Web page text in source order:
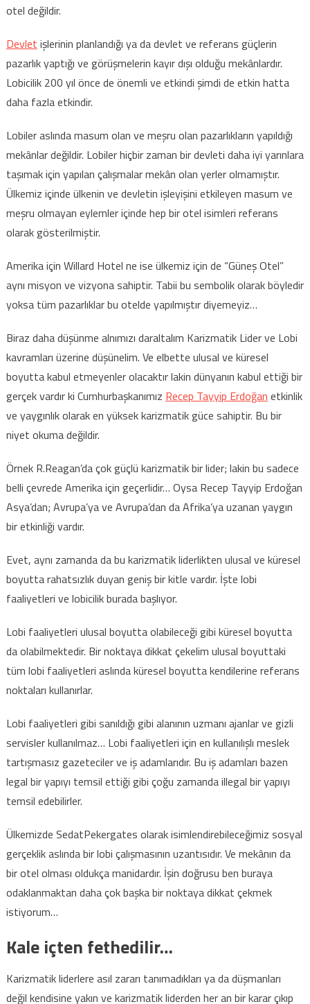
otel değildir.
Devlet işlerinin planlandığı ya da devlet ve referans güçlerin
pazarlık yaptığı ve görüşmelerin kayır dışı olduğu mekânlardır.
Lobicilik 200 yıl önce de önemli ve etkindi şimdi de etkin hatta
daha fazla etkindir.
Lobiler aslında masum olan ve meşru olan pazarlıkların yapıldığı
mekânlar değildir. Lobiler hiçbir zaman bir devleti daha iyi yarınlara
taşımak için yapılan çalışmalar mekân olan yerler olmamıştır.
Ülkemiz içinde ülkenin ve devletin işleyişini etkileyen masum ve
meşru olmayan eylemler içinde hep bir otel isimleri referans
olarak gösterilmiştir.
Amerika için Willard Hotel ne ise ülkemiz için de “Güneş Otel”
aynı misyon ve vizyona sahiptir. Tabii bu sembolik olarak böyledir
yoksa tüm pazarlıklar bu otelde yapılmıştır diyemeyiz…
Biraz daha düşünme alnımızı daraltalım Karizmatik Lider ve Lobi
kavramları üzerine düşünelim. Ve elbette ulusal ve küresel
boyutta kabul etmeyenler olacaktır lakin dünyanın kabul ettiği bir
gerçek vardır ki Cumhurbaşkanımız Recep Tayyip Erdoğan etkinlik
ve yaygınlık olarak en yüksek karizmatik güce sahiptir. Bu bir
niyet okuma değildir.
Örnek R.Reagan’da çok güçlü karizmatik bir lider; lakin bu sadece
belli çevrede Amerika için geçerlidir… Oysa Recep Tayyip Erdoğan
Asya’dan; Avrupa’ya ve Avrupa’dan da Afrika’ya uzanan yaygın
bir etkinliği vardır.
Evet, aynı zamanda da bu karizmatik liderlikten ulusal ve küresel
boyutta rahatsızlık duyan geniş bir kitle vardır. İşte lobi
faaliyetleri ve lobicilik burada başlıyor.
Lobi faaliyetleri ulusal boyutta olabileceği gibi küresel boyutta
da olabilmektedir. Bir noktaya dikkat çekelim ulusal boyuttaki
tüm lobi faaliyetleri aslında küresel boyutta kendilerine referans
noktaları kullanırlar.
Lobi faaliyetleri gibi sanıldığı gibi alanının uzmanı ajanlar ve gizli
servisler kullanılmaz… Lobi faaliyetleri için en kullanılışlı meslek
tartışmasız gazeteciler ve iş adamlarıdır. Bu iş adamları bazen
legal bir yapıyı temsil ettiği gibi çoğu zamanda illegal bir yapıyı
temsil edebilirler.
Ülkemizde SedatPekergates olarak isimlendirebileceğimiz sosyal
gerçeklik aslında bir lobi çalışmasının uzantısıdır. Ve mekânın da
bir otel olması oldukça manidardır. İşin doğrusu ben buraya
odaklanmaktan daha çok başka bir noktaya dikkat çekmek
istiyorum…
Kale içten fethedilir…
Karizmatik liderlere asıl zararı tanımadıkları ya da düşmanları
değil kendisine yakın ve karizmatik liderden her an bir karar çıkıp